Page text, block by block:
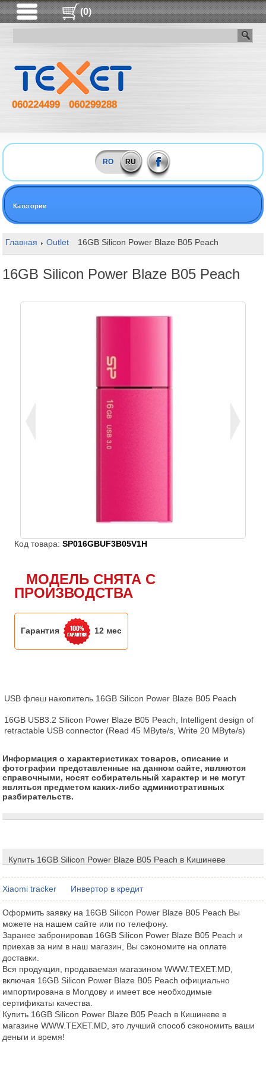
(0)
060224499 060299288
RO RU
Категории
Главная Outlet 16GB Silicon Power Blaze B05 Peach
16GB Silicon Power Blaze B05 Peach
Код товара:SP016GBUF3B05V1H
МОДЕЛЬ СНЯТА С
ПРОИЗВОДСТВА
Гарантия 12 мес
USB флеш накопитель 16GB Silicon Power Blaze B05 Peach
16GB USB3.2 Silicon Power Blaze B05 Peach, Intelligent design of
retractable USB connector (Read 45 MByte/s, Write 20 MByte/s)
Информация о характеристиках товаров, описание и
фотографии представленные на данном сайте, являются
справочными, носят собирательный характер и не могут
являться предметом каких-либо административных
разбирательств.
Купить 16GB Silicon Power Blaze B05 Peach в Кишиневе
Xiaomi tracker Инвертор в кредит
Оформить заявку на 16GB Silicon Power Blaze B05 Peach Вы
можете на нашем сайте или по телефону.
Заранее забронировав 16GB Silicon Power Blaze B05 Peach и
приехав за ним в наш магазин, Вы сэкономите на оплате
доставки.
Вся продукция, продаваемая магазином WWW.TEXET.MD,
включая 16GB Silicon Power Blaze B05 Peach официально
импортирована в Молдову и имеет все необходимые
сертификаты качества.
Купить 16GB Silicon Power Blaze B05 Peach в Кишиневе в
магазине WWW.TEXET.MD, это лучший способ сэкономить ваши
деньги и время!